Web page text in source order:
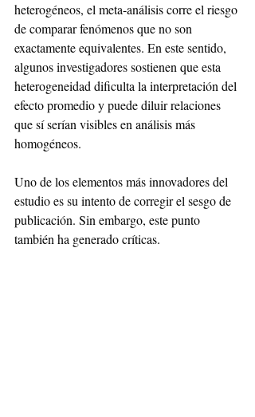
heterogéneos, el meta-análisis corre el riesgo
de comparar fenómenos que no son
exactamente equivalentes. En este sentido,
algunos investigadores sostienen que esta
heterogeneidad dificulta la interpretación del
efecto promedio y puede diluir relaciones
que sí serían visibles en análisis más
homogéneos.
Uno de los elementos más innovadores del
estudio es su intento de corregir el sesgo de
publicación. Sin embargo, este punto
también ha generado críticas.